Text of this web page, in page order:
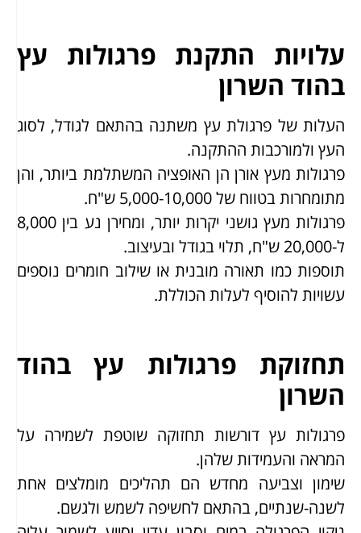
עלויות התקנת פרגולות עץ
בהוד השרון
העלות של פרגולת עץ משתנה בהתאם לגודל, לסוג
העץ ולמורכבות ההתקנה.
פרגולות מעץ אורן הן האופציה המשתלמת ביותר, והן
מתומחרות בטווח של 5,000-10,000 ש"ח.
פרגולות מעץ גושני יקרות יותר, ומחירן נע בין 8,000
ל-20,000 ש"ח, תלוי בגודל ובעיצוב.
תוספות כמו תאורה מובנית או שילוב חומרים נוספים
עשויות להוסיף לעלות הכוללת.
תחזוקת פרגולות עץ בהוד
השרון
פרגולות עץ דורשות תחזוקה שוטפת לשמירה על
המראה והעמידות שלהן.
שימון וצביעה מחדש הם תהליכים מומלצים אחת
לשנה-שנתיים, בהתאם לחשיפה לשמש ולגשם.